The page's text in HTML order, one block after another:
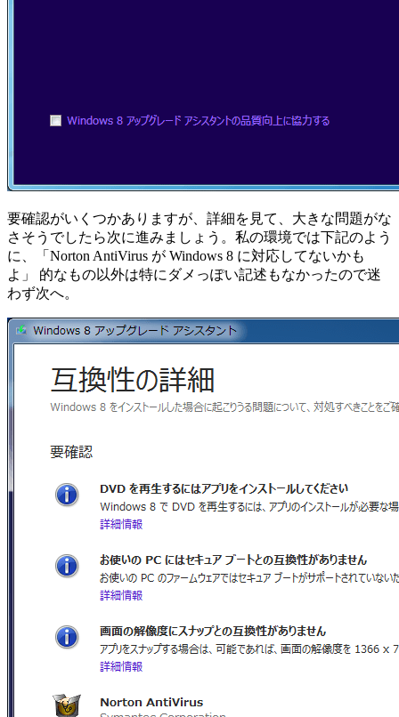
要確認がいくつかありますが、詳細を見て、大きな問題がな
さそうでしたら次に進みましょう。私の環境では下記のよう
に、「Norton AntiVirus が Windows 8 に対応してないかも
よ」 的なもの以外は特にダメっぽい記述もなかったので迷
わず次へ。